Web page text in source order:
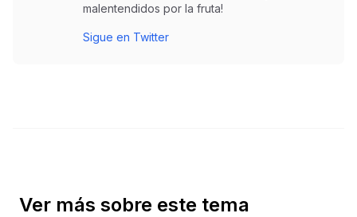
malentendidos por la fruta!
Sigue en Twitter
Ver más sobre este tema